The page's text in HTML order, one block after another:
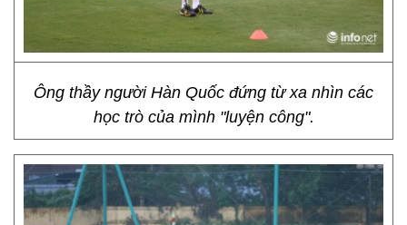
Ông thầy người Hàn Quốc đứng từ xa nhìn các
học trò của mình "luyện công".